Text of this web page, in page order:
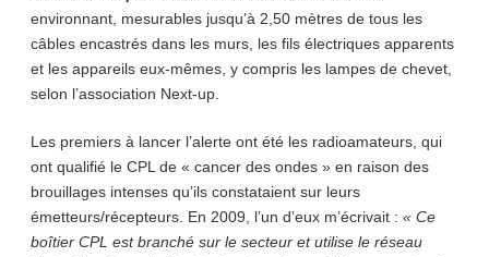
environnant, mesurables jusqu’à 2,50 mètres de tous les
câbles encastrés dans les murs, les fils électriques apparents
et les appareils eux-mêmes, y compris les lampes de chevet,
selon l’association Next-up.
Les premiers à lancer l’alerte ont été les radioamateurs, qui
ont qualifié le CPL de « cancer des ondes » en raison des
brouillages intenses qu’ils constataient sur leurs
émetteurs/récepteurs. En 2009, l’un d’eux m’écrivait : « Ce
boîtier CPL est branché sur le secteur et utilise le réseau